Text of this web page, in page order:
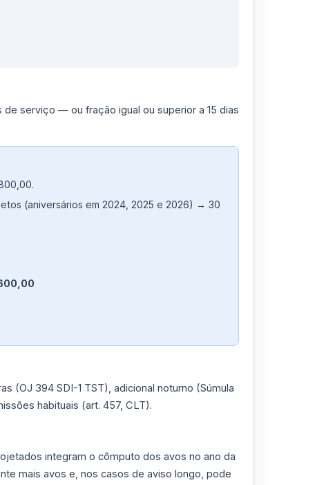
de serviço — ou fração igual ou superior a 15 dias
(aniversários em 2024, 2025 e 2026) → 30
(OJ 394 SDI-1 TST), adicional noturno (Súmula
habituais (art. 457, CLT).
integram o cômputo dos avos no ano da
mais avos e, nos casos de aviso longo, pode